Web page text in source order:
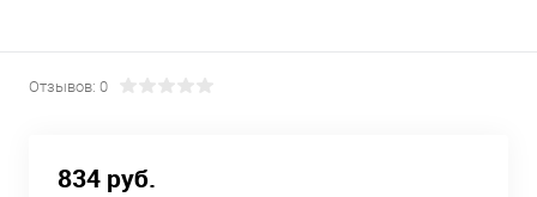
Отзывов: 0
834 руб.